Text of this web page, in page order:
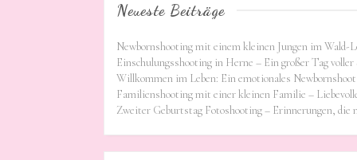
Neueste Beiträge
Newbornshooting mit einem kleinen Jungen im
Einschulungsshooting in Herne – Ein großer Tag voller
Willkommen im Leben: Ein emotionales
Familienshooting mit einer kleinen Familie –
Zweiter Geburtstag Fotoshooting – Erinnerungen, die